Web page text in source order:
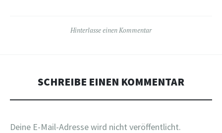
Hinterlasse einen Kommentar
SCHREIBE EINEN KOMMENTAR
Deine E-Mail-Adresse wird nicht veröffentlicht.